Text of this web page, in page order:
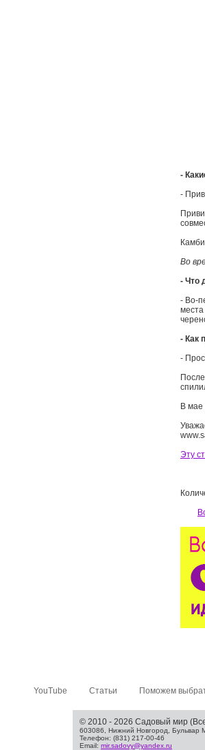
-
-
Во
- Что
- Во-­
- Как
-
В мае
Эту
YouTube Статьи Поможем
© 2010 - 2026 Садовый мир
603086, Нижний Новгород, Бульвар
Телефон: (831) 217-00-46
Email: mir.sadovy@yandex.ru